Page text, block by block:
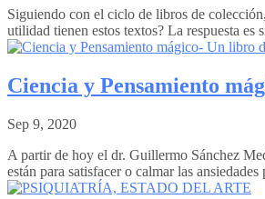
Siguiendo con el ciclo de libros de
utilidad tienen estos textos? La respuesta es
Ciencia y Pensamiento
Sep 9, 2020
A partir de hoy el dr. Guillermo Sánchez
están para satisfacer o calmar las ansiedades